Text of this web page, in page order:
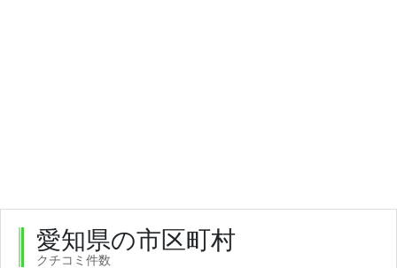
愛知県の市区町村
クチコミ件数